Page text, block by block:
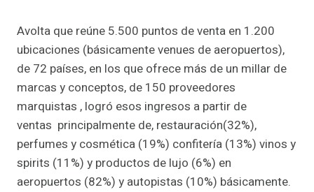
Avolta que reúne 5.500 puntos de venta en 1.200
ubicaciones (básicamente venues de aeropuertos),
de 72 países, en los que ofrece más de un millar de
marcas y conceptos, de 150 proveedores
marquistas , logró esos ingresos a partir de
ventas principalmente de, restauración(32%),
perfumes y cosmética (19%) confitería (13%) vinos y
spirits (11%) y productos de lujo (6%) en
aeropuertos (82%) y autopistas (10%) básicamente.